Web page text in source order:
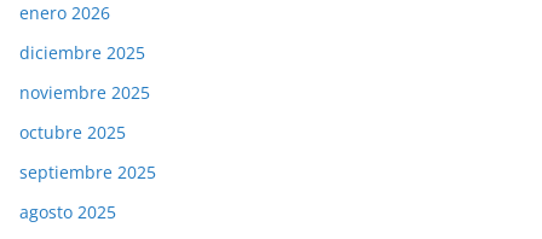
enero 2026
diciembre 2025
noviembre 2025
octubre 2025
septiembre 2025
agosto 2025